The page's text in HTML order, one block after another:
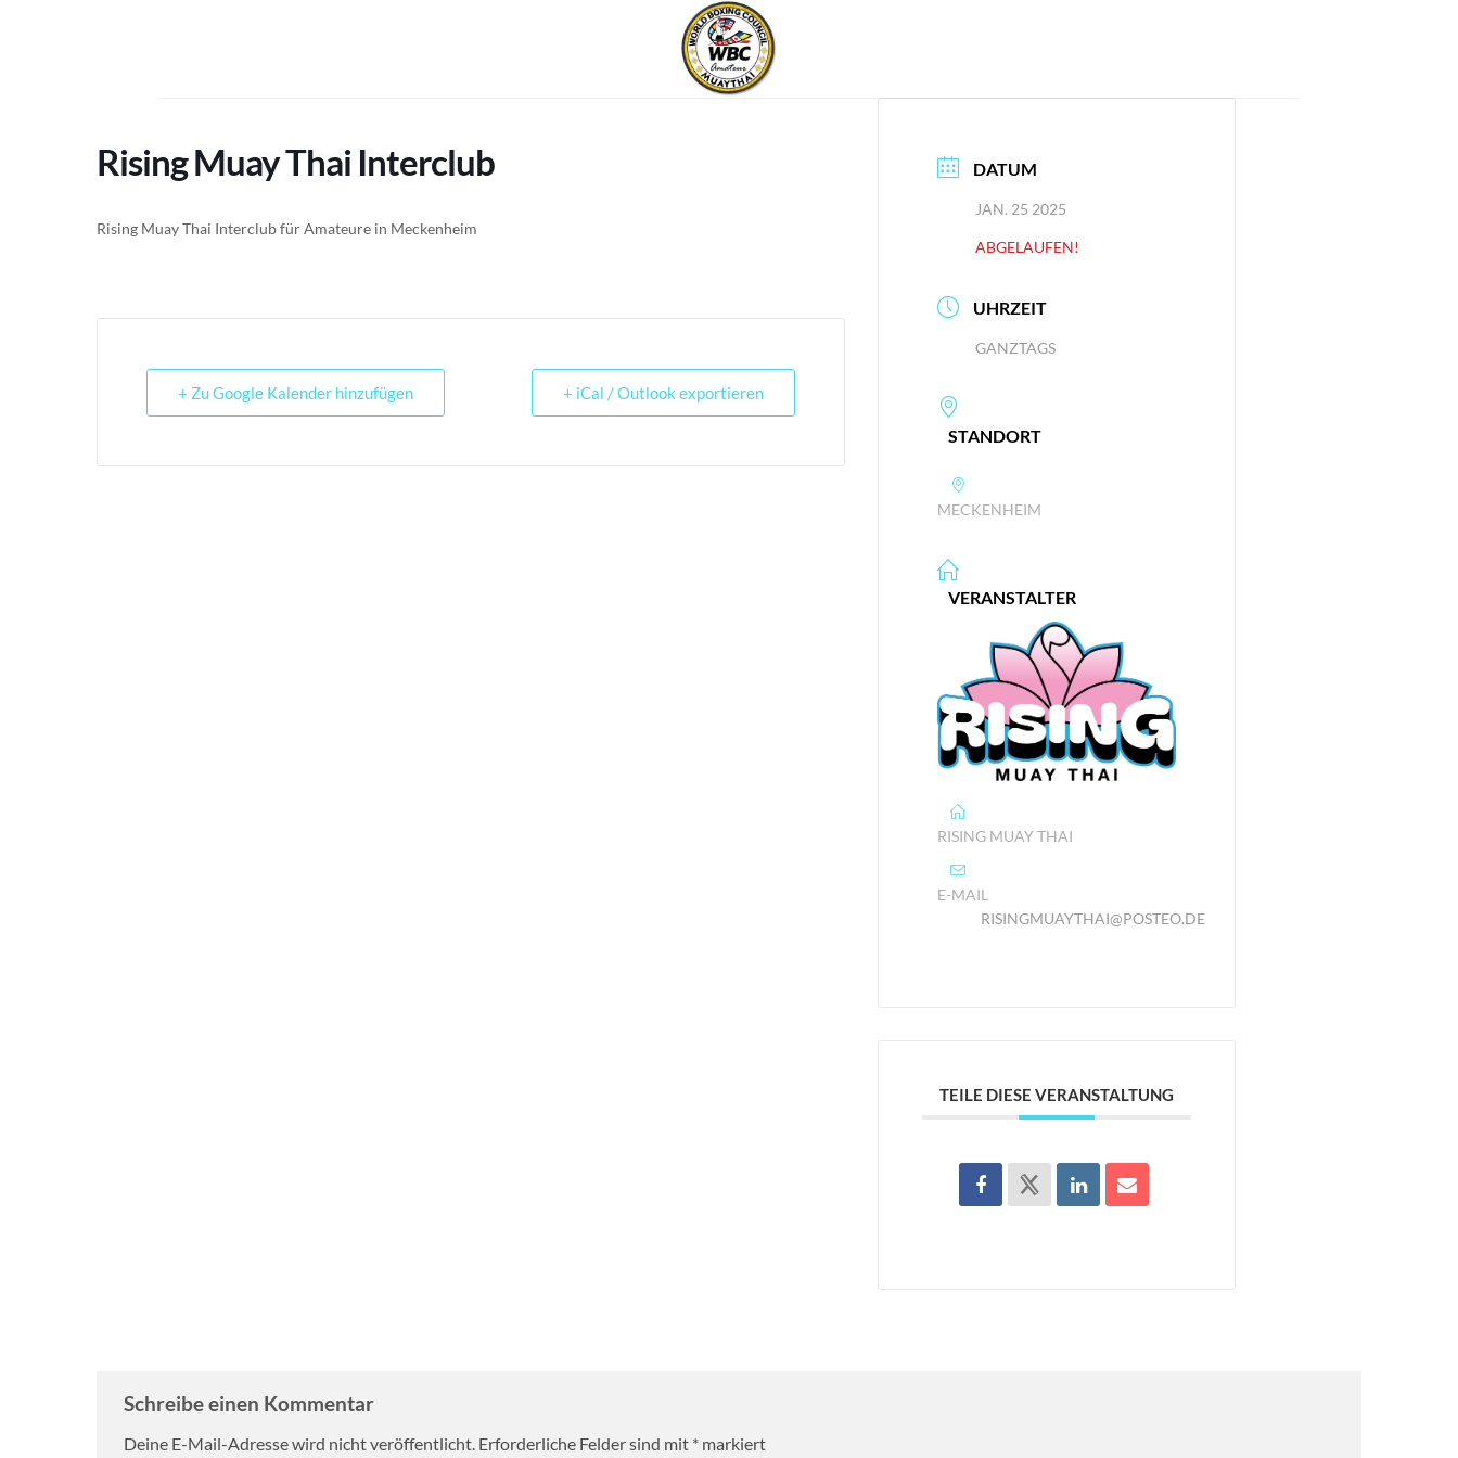
Rising Muay Thai Interclub
Rising Muay Thai Interclub für Amateure in Meckenheim
+ Zu Google Kalender hinzufügen + iCal / Outlook exportieren
DATUM
JAN. 25 2025
ABGELAUFEN!
UHRZEIT
GANZTAGS
STANDORT
MECKENHEIM
VERANSTALTER
RISING MUAY THAI
E-MAIL
RISINGMUAYTHAI@POSTEO.DE
TEILE DIESE VERANSTALTUNG
Schreibe einen Kommentar
Deine E-Mail-Adresse wird nicht veröffentlicht. Erforderliche Felder sind mit * markiert